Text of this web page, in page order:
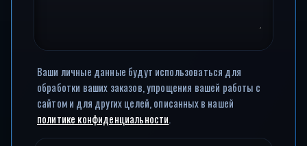
Ваши личные данные будут использоваться для
обработки ваших заказов, упрощения вашей работы с
сайтом и для других целей, описанных в нашей
политике конфиденциальности.